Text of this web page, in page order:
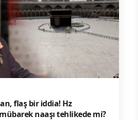
flaş bir iddia! Hz
naaşı tehlikede mi?